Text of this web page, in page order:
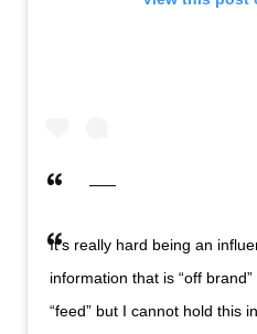
It’s really hard being an
information that is “off
“feed” but I cannot hold this